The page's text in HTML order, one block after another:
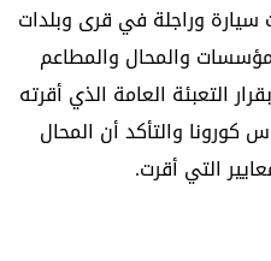
وراجلة في قرى وبلدات
والمحال والمطاعم
التعبئة العامة الذي أقرته
والتأكد أن المحال
التي أقرت.